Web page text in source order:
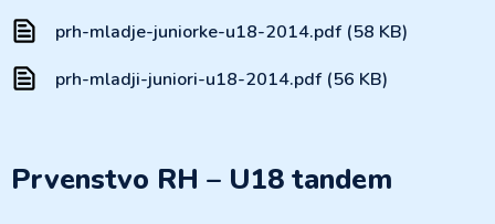
prh-mladje-juniorke-u18-2014.pdf (58 KB)
prh-mladji-juniori-u18-2014.pdf (56 KB)
Prvenstvo RH – U18 tandem